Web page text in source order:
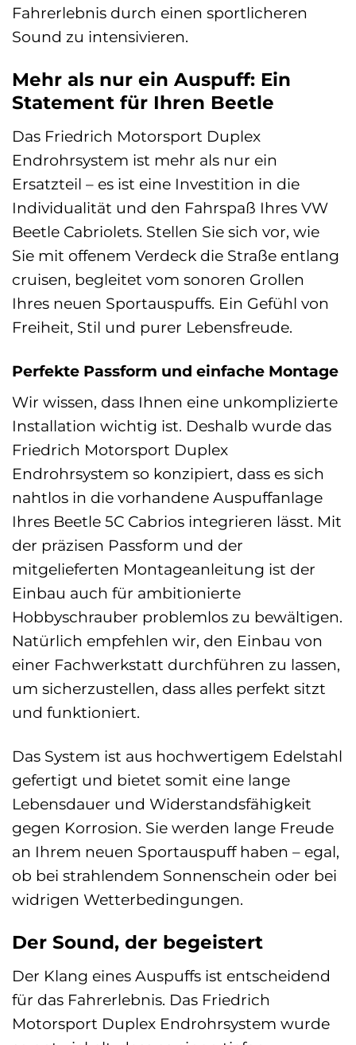
Fahrerlebnis durch einen sportlicheren
Sound zu intensivieren.
Mehr als nur ein Auspuff: Ein
Statement für Ihren Beetle
Das Friedrich Motorsport Duplex
Endrohrsystem ist mehr als nur ein
Ersatzteil – es ist eine Investition in die
Individualität und den Fahrspaß Ihres VW
Beetle Cabriolets. Stellen Sie sich vor, wie
Sie mit offenem Verdeck die Straße entlang
cruisen, begleitet vom sonoren Grollen
Ihres neuen Sportauspuffs. Ein Gefühl von
Freiheit, Stil und purer Lebensfreude.
Perfekte Passform und einfache Montage
Wir wissen, dass Ihnen eine unkomplizierte
Installation wichtig ist. Deshalb wurde das
Friedrich Motorsport Duplex
Endrohrsystem so konzipiert, dass es sich
nahtlos in die vorhandene Auspuffanlage
Ihres Beetle 5C Cabrios integrieren lässt. Mit
der präzisen Passform und der
mitgelieferten Montageanleitung ist der
Einbau auch für ambitionierte
Hobbyschrauber problemlos zu bewältigen.
Natürlich empfehlen wir, den Einbau von
einer Fachwerkstatt durchführen zu lassen,
um sicherzustellen, dass alles perfekt sitzt
und funktioniert.
Das System ist aus hochwertigem Edelstahl
gefertigt und bietet somit eine lange
Lebensdauer und Widerstandsfähigkeit
gegen Korrosion. Sie werden lange Freude
an Ihrem neuen Sportauspuff haben – egal,
ob bei strahlendem Sonnenschein oder bei
widrigen Wetterbedingungen.
Der Sound, der begeistert
Der Klang eines Auspuffs ist entscheidend
für das Fahrerlebnis. Das Friedrich
Motorsport Duplex Endrohrsystem wurde